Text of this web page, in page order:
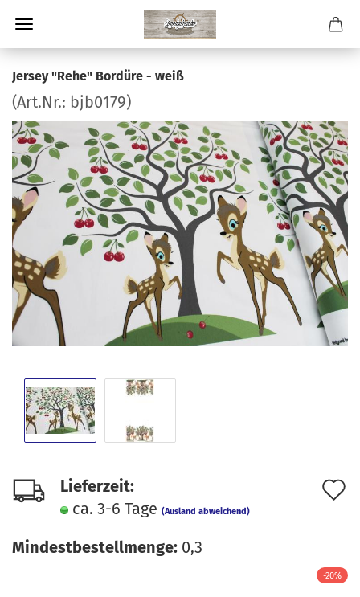
Jersey "Rehe" Bordüre - weiß
(Art.Nr.: bjb0179)
Lieferzeit:
ca. 3-6 Tage (Ausland abweichend)
Mindestbestellmenge: 0,3
-20%